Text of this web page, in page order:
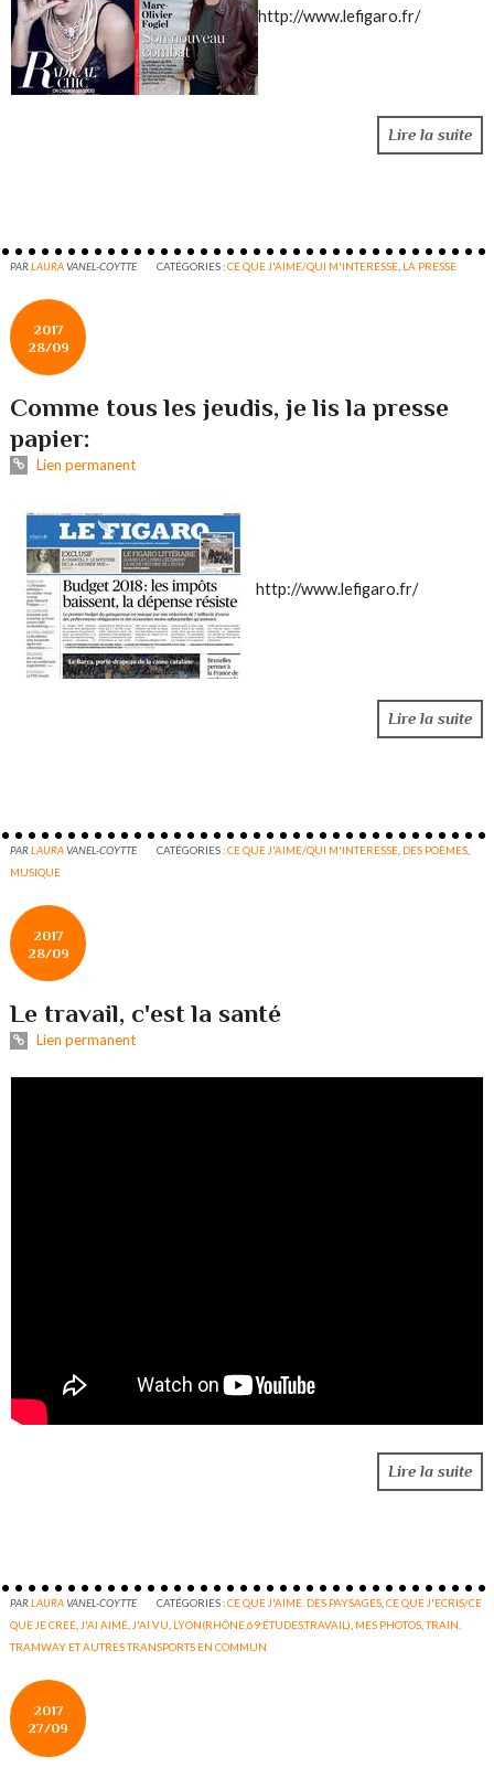
http://www.lefigaro.fr/
Lire la suite
PARLAURAVANEL-COYTTE CATÉGORIES :CE QUE J'AIME/QUI M'INTERESSE LA PRESSE
2017
28/09
Comme tous les jeudis, je lis la presse
papier:
Lien permanent
http://www.lefigaro.fr/
Lire la suite
PARLAURAVANEL-COYTTE CATÉGORIES :CE QUE J'AIME/QUI M'INTERESSE DES POÈMES
MUSIQUE
2017
28/09
Le travail, c'est la santé
Lien permanent
Lire la suite
PARLAURAVANEL-COYTTE CATÉGORIES :CE QUE J'AIME. DES PAYSAGES ,CE QUE J'ECRIS/CE
QUE JE CREE J'AI AIMÉ J'AI VU LYON(RHÔNE,69:ÉTUDES,TRAVAIL) MES PHOTOS ,TRAIN,
TRAMWAY ET AUTRES TRANSPORTS EN COMMUN
2017
27/09